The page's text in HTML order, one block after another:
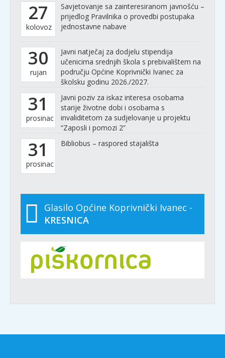
27
kolovoz
Savjetovanje sa zainteresiranom javnošću –
prijedlog Pravilnika o provedbi postupaka
jednostavne nabave
30
rujan
Javni natječaj za dodjelu stipendija
učenicima srednjih škola s prebivalištem na
području Općine Koprivnički Ivanec za
školsku godinu 2026./2027.
31
prosinac
Javni poziv za iskaz interesa osobama
starije životne dobi i osobama s
invaliditetom za sudjelovanje u projektu
“Zaposli i pomozi 2”
31
prosinac
Bibliobus – raspored stajališta
Glasilo Općine Koprivnički Ivanec -
KRESNICA